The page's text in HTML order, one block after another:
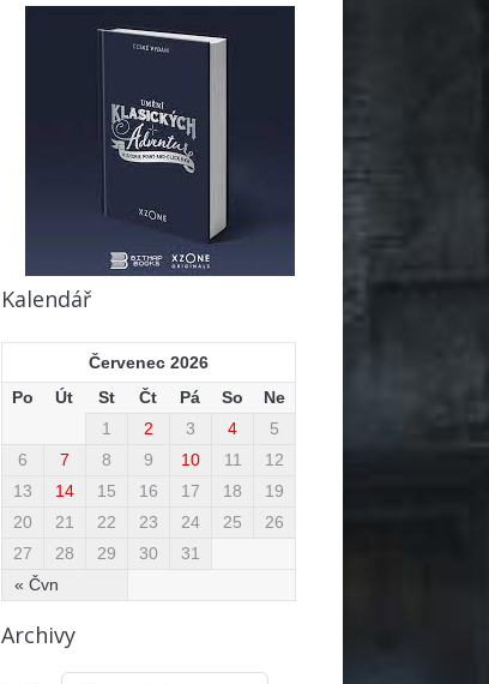
Kalendář
Červenec 2026
Po
Út St Čt Pá So Ne
« Čvn
1 2 3 4
5
6
7 8 9 10 11
12
13
14 15 16 17 18
19
20
21 22 23 24 25
26
27
28 29 30 31
Archivy